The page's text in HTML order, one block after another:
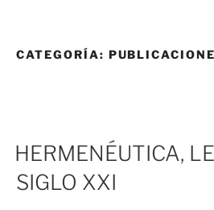
CATEGORÍA:
HERMENÉUTICA,
SIGLO XXI